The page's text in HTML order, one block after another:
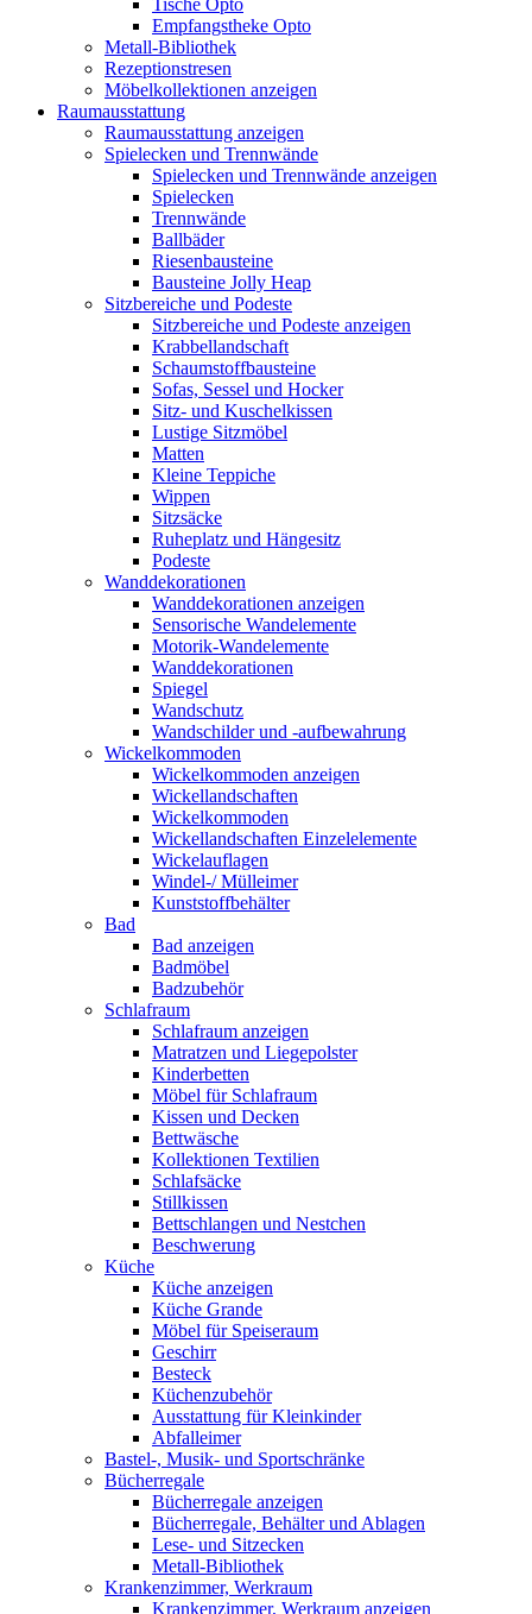
Tische Opto
Empfangstheke Opto
Metall-Bibliothek
Rezeptionstresen
Möbelkollektionen anzeigen
Raumausstattung
Raumausstattung anzeigen
Spielecken und Trennwände
Spielecken und Trennwände anzeigen
Spielecken
Trennwände
Ballbäder
Riesenbausteine
Bausteine Jolly Heap
Sitzbereiche und Podeste
Sitzbereiche und Podeste anzeigen
Krabbellandschaft
Schaumstoffbausteine
Sofas, Sessel und Hocker
Sitz- und Kuschelkissen
Lustige Sitzmöbel
Matten
Kleine Teppiche
Wippen
Sitzsäcke
Ruheplatz und Hängesitz
Podeste
Wanddekorationen
Wanddekorationen anzeigen
Sensorische Wandelemente
Motorik-Wandelemente
Wanddekorationen
Spiegel
Wandschutz
Wandschilder und -aufbewahrung
Wickelkommoden
Wickelkommoden anzeigen
Wickellandschaften
Wickelkommoden
Wickellandschaften Einzelelemente
Wickelauflagen
Windel-/ Mülleimer
Kunststoffbehälter
Bad
Bad anzeigen
Badmöbel
Badzubehör
Schlafraum
Schlafraum anzeigen
Matratzen und Liegepolster
Kinderbetten
Möbel für Schlafraum
Kissen und Decken
Bettwäsche
Kollektionen Textilien
Schlafsäcke
Stillkissen
Bettschlangen und Nestchen
Beschwerung
Küche
Küche anzeigen
Küche Grande
Möbel für Speiseraum
Geschirr
Besteck
Küchenzubehör
Ausstattung für Kleinkinder
Abfalleimer
Bastel-, Musik- und Sportschränke
Bücherregale
Bücherregale anzeigen
Bücherregale, Behälter und Ablagen
Lese- und Sitzecken
Metall-Bibliothek
Krankenzimmer, Werkraum
Krankenzimmer, Werkraum anzeigen